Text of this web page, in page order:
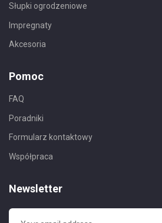
Słupki ogrodzeniowe
Impregnaty
Akcesoria
Pomoc
FAQ
Poradniki
Formularz kontaktowy
Współpraca
Newsletter